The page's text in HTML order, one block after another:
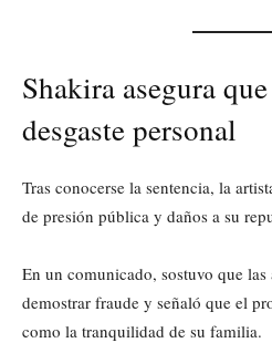
Shakira asegura
desgaste personal
Tras conocerse la sentencia, la
de presión pública y daños a su
En un comunicado, sostuvo que
demostrar fraude y señaló que el
como la tranquilidad de su familia.